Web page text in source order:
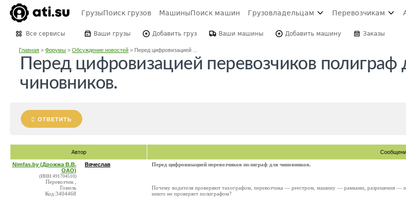
ГрузыПоиск грузов МашиныПоиск машин Грузовладельцам Перевозчикам
Все сервисы Ваши грузы Добавить груз Ваши машины Добавить машину Заказы
Главная >Форумы >Обсуждение новостей > Перед цифровизацией ...
Перед цифровизацией перевозчиков полиграф
чиновников.
ОТВЕТИТЬ
Автор
Nimfas.by (Дрожжа В.В.
ОАО)
(ИНН:491704510)
Перевозчик ,
Гомель
Код:3404468
Вячеслав Перед цифровизацией перевозчиков полиграф для чиновников.
Почему водителя проверяют тахографом, перевозчика — реестром, машину — рамками, разрешения —
никто не проверяет полиграфом?